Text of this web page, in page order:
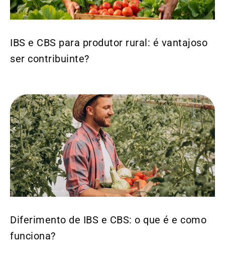
IBS e CBS para produtor rural: é vantajoso
ser contribuinte?
Diferimento de IBS e CBS: o que é e como
funciona?